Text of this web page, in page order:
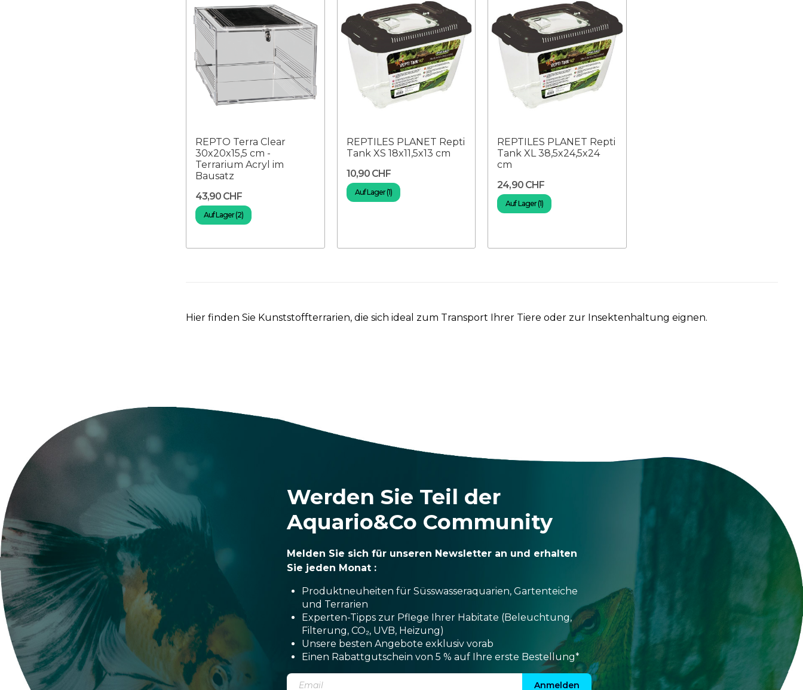
REPTO Terra Clear
30x20x15,5 cm -
Terrarium Acryl im
Bausatz
43,90 CHF
Auf Lager (2)
REPTILES PLANET Repti
Tank XS 18x11,5x13 cm
10,90 CHF
Auf Lager (1)
REPTILES PLANET Repti
Tank XL 38,5x24,5x24
cm
24,90 CHF
Auf Lager (1)
Hier finden Sie Kunststoffterrarien, die sich ideal zum Transport Ihrer Tiere oder zur Insektenhaltung eignen.
Werden Sie Teil der
Aquario&Co Community
Melden Sie sich für unseren Newsletter an und erhalten
Sie jeden Monat :
Produktneuheiten für Süsswasseraquarien, Gartenteiche
und Terrarien
Experten-Tipps zur Pflege Ihrer Habitate (Beleuchtung,
Filterung, CO₂, UVB, Heizung)
Unsere besten Angebote exklusiv vorab
Einen Rabattgutschein von 5 % auf Ihre erste Bestellung*
Anmelden